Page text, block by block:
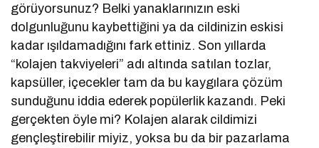
görüyorsunuz? Belki yanaklarınızın eski
dolgunluğunu kaybettiğini ya da cildinizin eskisi
kadar ışıldamadığını fark ettiniz. Son yıllarda
“kolajen takviyeleri” adı altında satılan tozlar,
kapsüller, içecekler tam da bu kaygılara çözüm
sunduğunu iddia ederek popülerlik kazandı. Peki
gerçekten öyle mi? Kolajen alarak cildimizi
gençleştirebilir miyiz, yoksa bu da bir pazarlama